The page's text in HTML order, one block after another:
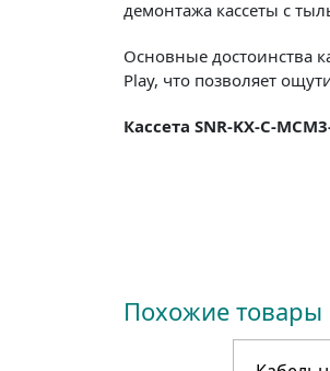
демонтажа кассеты с
Основные достоинства
Play, что позволяет
Кассета SNR-KX-C-
Похожие товары